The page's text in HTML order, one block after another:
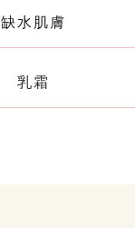
缺水肌膚
乳霜